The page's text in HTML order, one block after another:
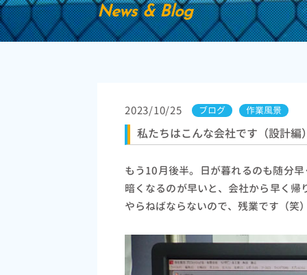
News & Blog
2023/10/25 ブログ 作業風景
私たちはこんな会社です（設計編）
もう10月後半。日が暮れるのも随分
暗くなるのが早いと、会社から早く
やらねばならないので、残業です（笑